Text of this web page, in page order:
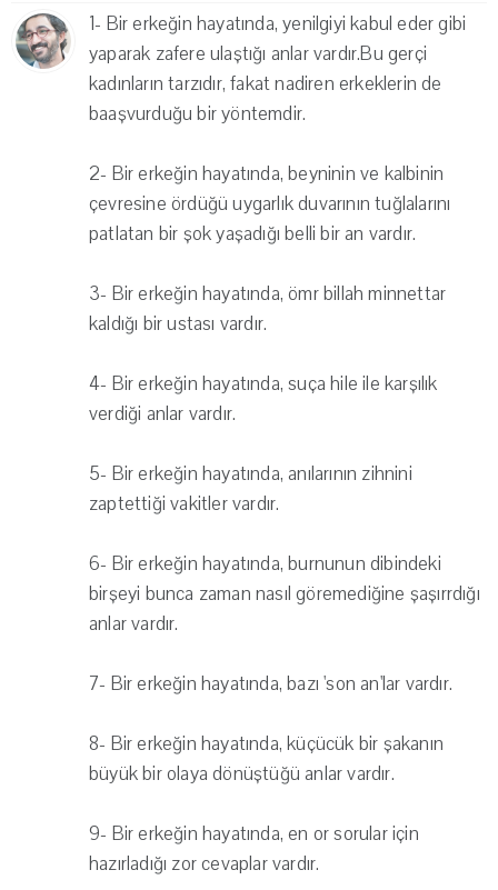
1- Bir erkeğin hayatında, yenilgiyi kabul eder gibi
yaparak zafere ulaştığı anlar vardır.Bu gerçi
kadınların tarzıdır, fakat nadiren erkeklerin de
baaşvurduğu bir yöntemdir.
2- Bir erkeğin hayatında, beyninin ve kalbinin
çevresine ördüğü uygarlık duvarının tuğlalarını
patlatan bir şok yaşadığı belli bir an vardır.
3- Bir erkeğin hayatında, ömr billah minnettar
kaldığı bir ustası vardır.
4- Bir erkeğin hayatında, suça hile ile karşılık
verdiği anlar vardır.
5- Bir erkeğin hayatında, anılarının zihnini
zaptettiği vakitler vardır.
6- Bir erkeğin hayatında, burnunun dibindeki
birşeyi bunca zaman nasıl göremediğine şaşırrdığı
anlar vardır.
7- Bir erkeğin hayatında, bazı 'son an'lar vardır.
8- Bir erkeğin hayatında, küçücük bir şakanın
büyük bir olaya dönüştüğü anlar vardır.
9- Bir erkeğin hayatında, en or sorular için
hazırladığı zor cevaplar vardır.